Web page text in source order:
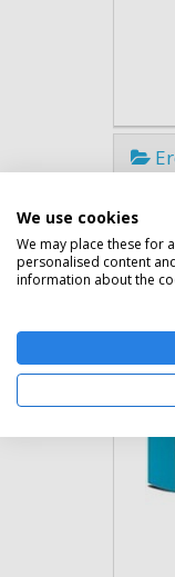
We use cookies
We may place these for
personalised content
information about the